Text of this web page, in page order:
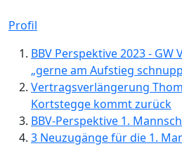
Profil
BBV Perspektive 2023 -
„gerne am Aufstieg
Vertragsverlängerung
Kortstegge kommt zurück
BBV-Perspektive 1.
3 Neuzugänge für die 1.